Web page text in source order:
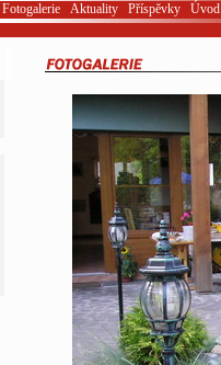
Fotogalerie Aktuality Příspěvky Úvod